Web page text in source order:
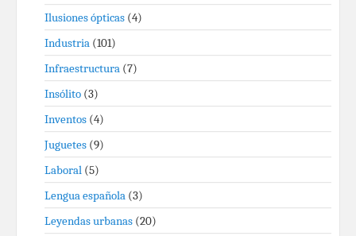
Ilusiones ópticas (4)
Industria (101)
Infraestructura (7)
Insólito (3)
Inventos (4)
Juguetes (9)
Laboral (5)
Lengua española (3)
Leyendas urbanas (20)